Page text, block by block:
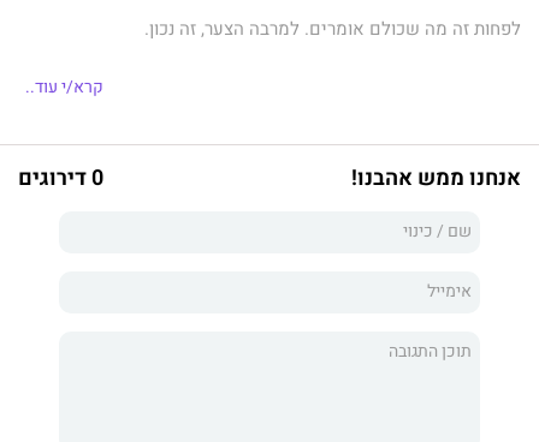
לפחות זה מה שכולם אומרים. למרבה הצער, זה נכון.
להתאהב בו.
הוא סגן הנשיא של מועדון האופנוענים – הדיסייפלס.
הוא מחוץ לליגה שלי.
כחולות.
קרא/י עוד..
אנחנו ממש אהבנו! 0 דירוגים